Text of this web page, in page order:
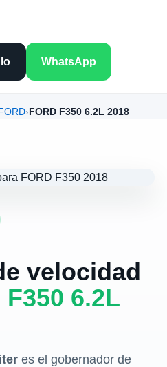
WhatsApp
FORD› FORD F350 6.2L 2018
velocidad
F350 6.2L
es el gobernador de